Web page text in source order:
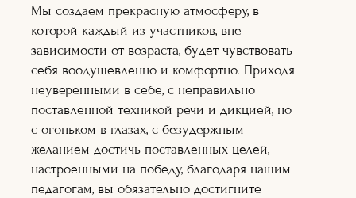
мастерство
Оператор+монт
аж
Режиссура
Художник по
гриму
Теле-
Ораторское
искусство
Кинопроект+съё
Мы создаем прекрасную атмосферу, в
которой каждый из участников, вне
зависимости от возраста, будет чувствовать
себя воодушевленно и комфортно. Приходя
неуверенными в себе, с неправильно
поставленной техникой речи и дикцией, но
с огоньком в глазах, с безудержным
желанием достичь поставленных целей,
настроенными на победу, благодаря нашим
педагогам, вы обязательно достигните